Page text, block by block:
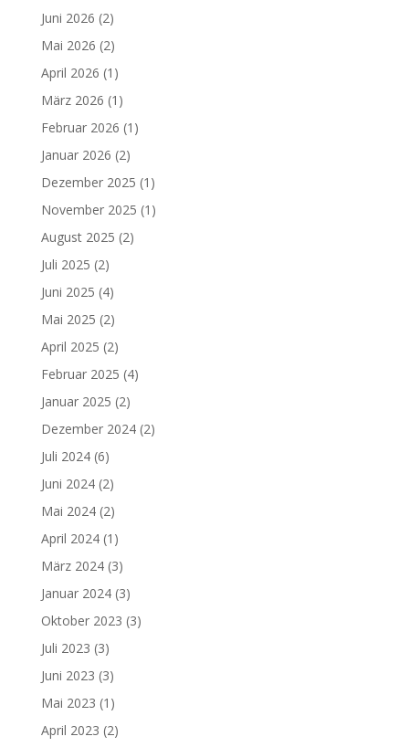
Juni 2026 (2)
Mai 2026 (2)
April 2026 (1)
März 2026 (1)
Februar 2026 (1)
Januar 2026 (2)
Dezember 2025 (1)
November 2025 (1)
August 2025 (2)
Juli 2025 (2)
Juni 2025 (4)
Mai 2025 (2)
April 2025 (2)
Februar 2025 (4)
Januar 2025 (2)
Dezember 2024(2)
Juli 2024(6)
Juni 2024(2)
Mai 2024(2)
April 2024(1)
März 2024(3)
Januar 2024(3)
Oktober 2023 (3)
Juli 2023 (3)
Juni 2023 (3)
Mai 2023 (1)
April 2023 (2)